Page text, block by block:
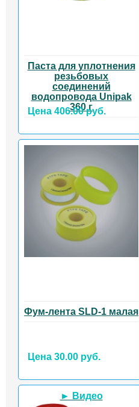
Паста для уплотнения
резьбовых
соединений
водопровода Unipak
360 г
Цена 406.00 руб.
Фум-лента SLD-1 малая
Цена 30.00 руб.
► Видео